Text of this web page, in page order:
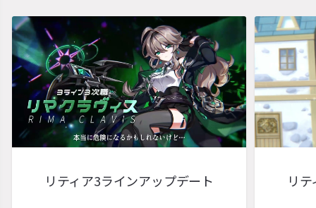
リティア3ラインアップデート リ